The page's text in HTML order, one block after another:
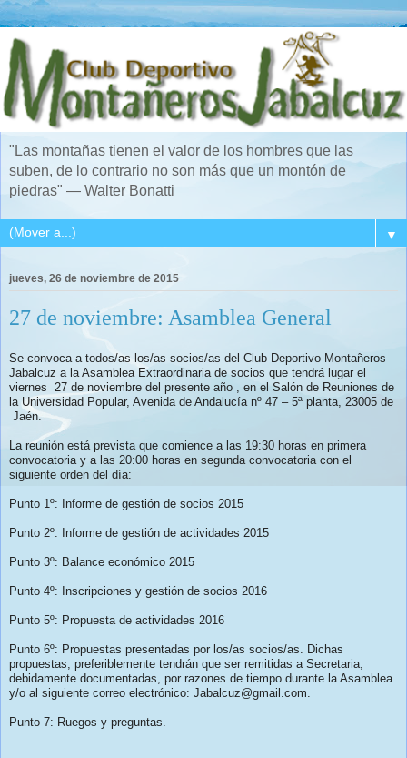
"Las montañas tienen el valor de los hombres que las
suben, de lo contrario no son más que un montón de
piedras" — Walter Bonatti
▼
jueves, 26 de noviembre de 2015
27 de noviembre: Asamblea General
Se convoca a todos/as los/as socios/as del Club Deportivo Montañeros
Jabalcuz a la Asamblea Extraordinaria de socios que tendrá lugar el
viernes 27 de noviembre del presente año , en el Salón de Reuniones de
la Universidad Popular, Avenida de Andalucía nº 47 – 5ª planta, 23005 de
Jaén.
La reunión está prevista que comience a las 19:30 horas en primera
convocatoria y a las 20:00 horas en segunda convocatoria con el
siguiente orden del día:
Punto 1º: Informe de gestión de socios 2015
Punto 2º: Informe de gestión de actividades 2015
Punto 3º: Balance económico 2015
Punto 4º: Inscripciones y gestión de socios 2016
Punto 5º: Propuesta de actividades 2016
Punto 6º: Propuestas presentadas por los/as socios/as. Dichas
propuestas, preferiblemente tendrán que ser remitidas a Secretaria,
debidamente documentadas, por razones de tiempo durante la Asamblea
y/o al siguiente correo electrónico: Jabalcuz@gmail.com.
Punto 7: Ruegos y preguntas.